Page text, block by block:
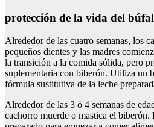
protección de la vida del
Alrededor de las cuatro semanas, los
pequeños dientes y las madres
la transición a la comida sólida, pero
suplementaria con biberón. Utiliza un
fórmula sustitutiva de la leche
Alrededor de las 3 ó 4 semanas de
cachorro muerde o mastica el biberón.